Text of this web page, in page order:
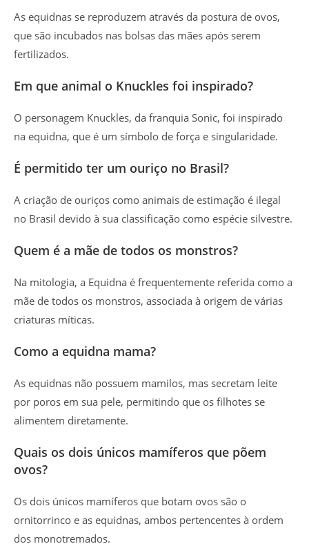
As equidnas se reproduzem através da postura de ovos,
que são incubados nas bolsas das mães após serem
fertilizados.
Em que animal o Knuckles foi inspirado?
O personagem Knuckles, da franquia Sonic, foi inspirado
na equidna, que é um símbolo de força e singularidade.
É permitido ter um ouriço no Brasil?
A criação de ouriços como animais de estimação é ilegal
no Brasil devido à sua classificação como espécie silvestre.
Quem é a mãe de todos os monstros?
Na mitologia, a Equidna é frequentemente referida como a
mãe de todos os monstros, associada à origem de várias
criaturas míticas.
Como a equidna mama?
As equidnas não possuem mamilos, mas secretam leite
por poros em sua pele, permitindo que os filhotes se
alimentem diretamente.
Quais os dois únicos mamíferos que põem
ovos?
Os dois únicos mamíferos que botam ovos são o
ornitorrinco e as equidnas, ambos pertencentes à ordem
dos monotremados.